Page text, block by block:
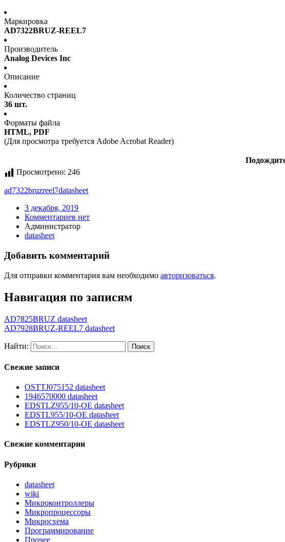
Маркировка
AD7322BRUZ-REEL7
Производитель
Analog Devices Inc
Описание
Количество страниц
36 шт.
Форматы файла
HTML, PDF
(Для просмотра требуется Adobe Acrobat Reader)
Просмотрено: 246
ad7322bruzreel7datasheet
3 декабря, 2019
Комментариев нет
Администратор
datasheet
Добавить комментарий
Для отправки комментария вам необходимо авторизоваться.
Навигация по записям
AD7825BRUZ datasheet
AD7928BRUZ-REEL7 datasheet
Найти:
Свежие записи
OSTTJ075152 datasheet
1946570000 datasheet
EDSTLZ955/10-OE datasheet
EDSTL955/10-OE datasheet
EDSTLZ950/10-OE datasheet
Свежие комментарии
Рубрики
datasheet
wiki
Микроконтроллеры
Микропроцессоры
Микросхема
Программирование
Прочее